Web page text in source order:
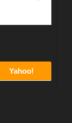
Yahoo!